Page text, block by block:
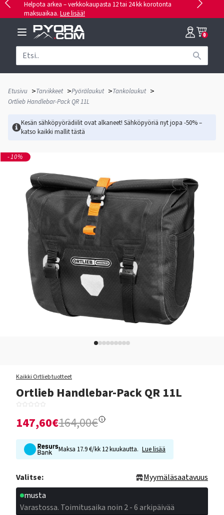
Helpota arkea – verkkokaupasta 12 tai 24 kk korotonta
maksuaikaa. Lue lisää!
0
Etusivu >Tarvikkeet >Pyörälaukut >Tankolaukut >
Ortlieb Handlebar-Pack QR 11L
Kesän sähköpyörädiilit ovat alkaneet! Sähköpyöriä nyt jopa -50% –
katso kaikki mallittästä
-10%
Kaikki Ortlieb tuotteet
Ortlieb Handlebar-Pack QR 11L
147,60€164,00€
Maksa 17.9 €/kk 12 kuukautta. Lue lisää
Valitse:
Myymäläsaatavuus
musta
Varastossa. Toimitusaika noin 2 - 6 arkipäivää